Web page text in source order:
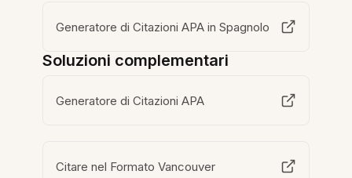
Generatore di Citazioni APA in Spagnolo
Soluzioni complementari
Generatore di Citazioni APA
Citare nel Formato Vancouver